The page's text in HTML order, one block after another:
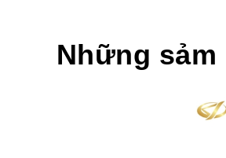
Những